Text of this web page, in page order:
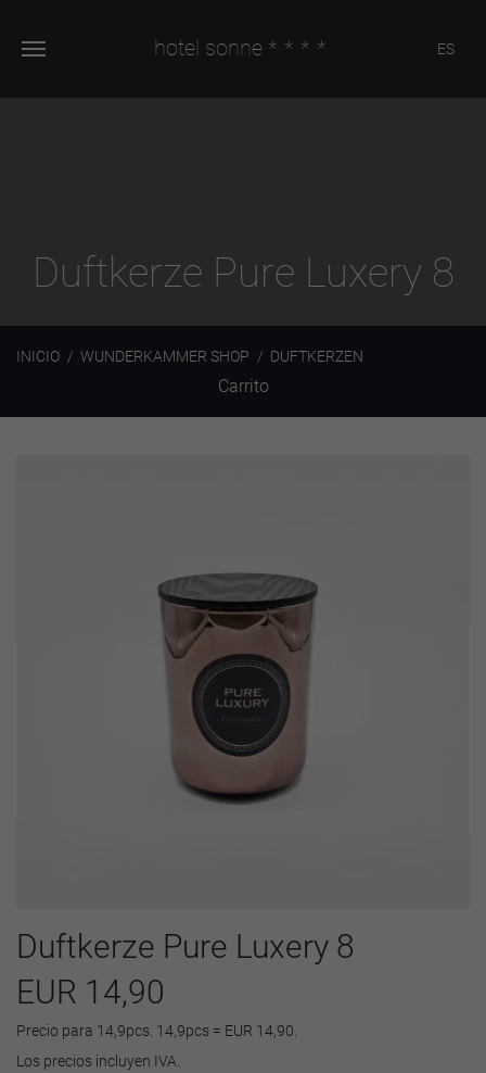
hotel sonne **** ES
Duftkerze Pure Luxery 8
INICIO WUNDERKAMMER SHOP DUFTKERZEN
Carrito
Duftkerze Pure Luxery 8
EUR 14,90
Precio para 14,9pcs. 14,9pcs = EUR 14,90.
Los precios incluyen IVA.